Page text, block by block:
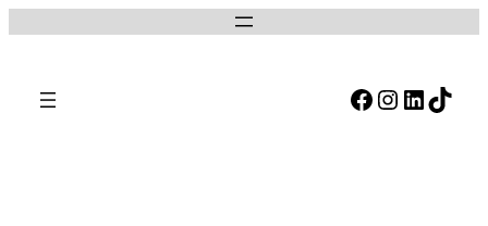
Facebook Instagram LinkedIn TikTok